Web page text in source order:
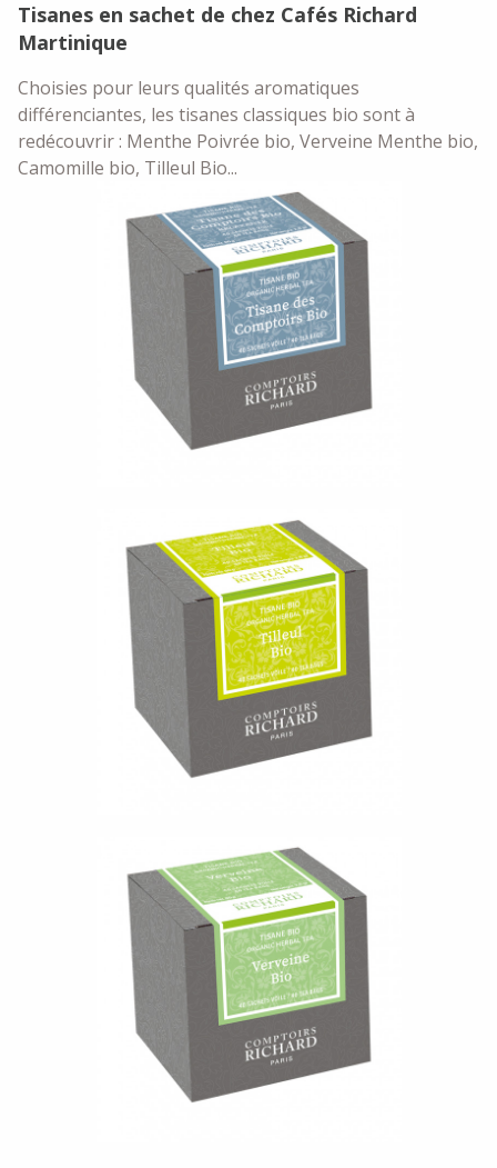
Tisanes en sachet de chez Cafés Richard
Martinique
Choisies pour leurs qualités aromatiques
différenciantes, les tisanes classiques bio sont à
redécouvrir : Menthe Poivrée bio, Verveine Menthe bio,
Camomille bio, Tilleul Bio...